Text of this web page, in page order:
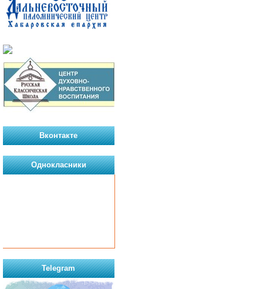
Вконтакте
Однокласники
Telegram